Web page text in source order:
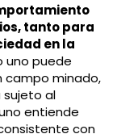
tanto para
en la
uno puede
campo minado,
al
entiende
con